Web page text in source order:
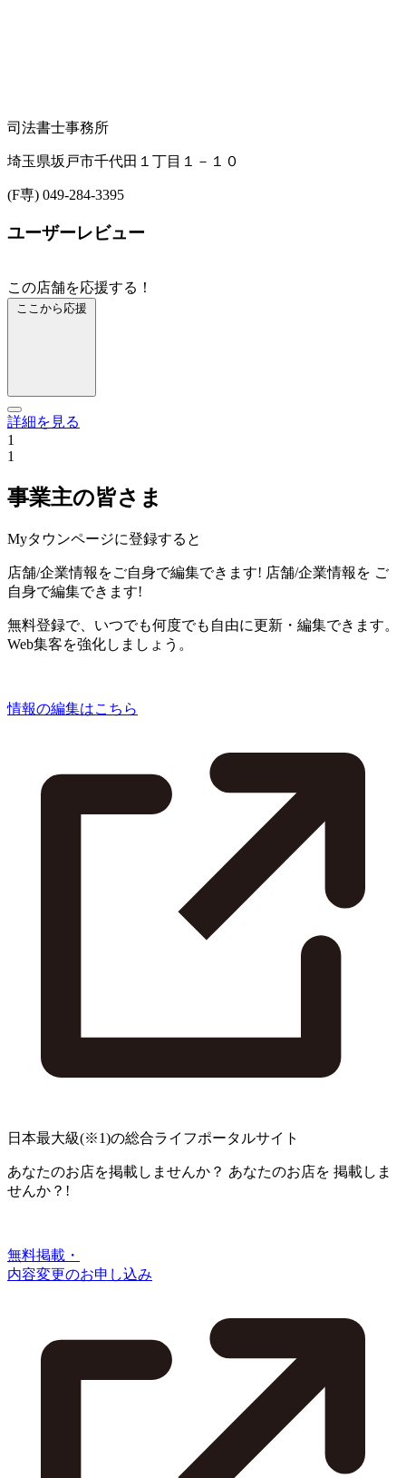
司法書士事務所
埼玉県坂戸市千代田１丁目１－１０
(F専) 049-284-3395
ユーザーレビュー
この店舗を応援する！
ここから応援
詳細を見る
1
1
事業主の皆さま
Myタウンページに登録すると
店舗/企業情報をご自身で編集できます! 店舗/企業情報を ご
自身で編集できます!
無料登録で、いつでも何度でも自由に更新・編集できます。
Web集客を強化しましょう。
情報の編集はこちら
日本最大級(※1)の総合ライフポータルサイト
あなたのお店を掲載しませんか？ あなたのお店を 掲載しま
せんか？!
無料掲載・
内容変更のお申し込み